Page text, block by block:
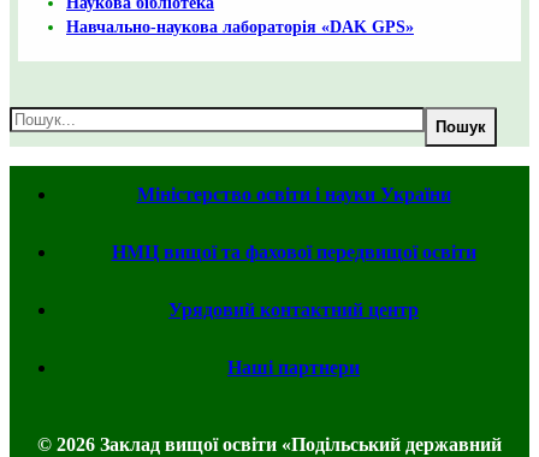
Навчально-наукова лабораторія «DAK GPS»
Пошук
Міністерство освіти і науки України
НМЦ вищої та фахової передвищої освіти
Урядовий контактний центр
Наші партнери
© 2026 Заклад вищої освіти «Подільський державний